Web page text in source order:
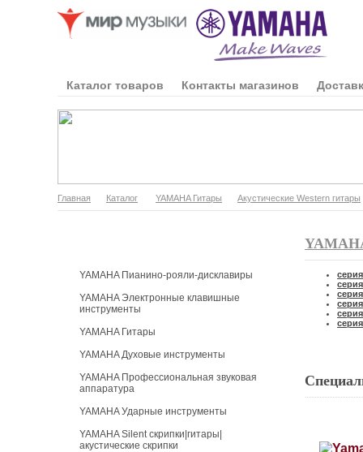
Каталог товаров Контакты магазинов
Главная Каталог YAMAHA Гитары Акустические Western гитары
YAMAHA Пианино-рояли-дисклавиры
YAMAHA Электронные клавишные
инструменты
YAMAHA Гитары
YAMAHA Духовые инструменты
YAMAHA Профессиональная звуковая
аппаратура
YAMAHA Ударные инструменты
YAMAHA Silent скрипки|гитары|
акустические скрипки